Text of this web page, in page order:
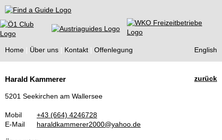
Find a Guide
Home Über uns Kontakt Offenlegung English
Guides
zurück
Harald Kammerer
5201 Seekirchen am Wallersee
Mobil
+43 (664) 4246728
E-Mail
haraldkammerer2000@yahoo.de